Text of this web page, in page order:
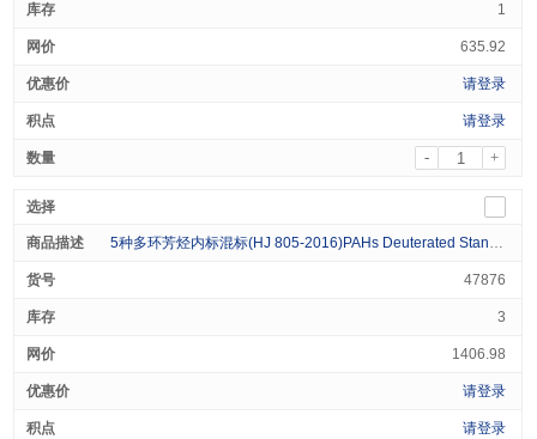
1
635.92
请登录
请登录
- +
5种多环芳烃内标混标(HJ 805-2016)PAHs Deuterated Standard (5 Analytes) 1000 μg/ml in Dichloromethane 1mL
47876
3
1406.98
请登录
请登录